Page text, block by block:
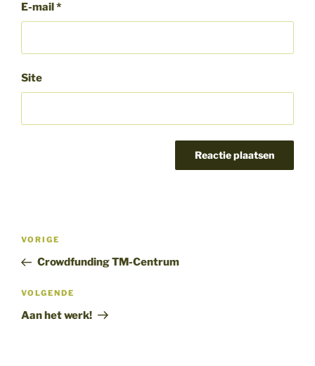
E-mail*
Site
Bericht
Vorig
bericht
VORIGE
Crowdfunding TM-Centrum
Volgend
bericht
VOLGENDE
Aan het werk!